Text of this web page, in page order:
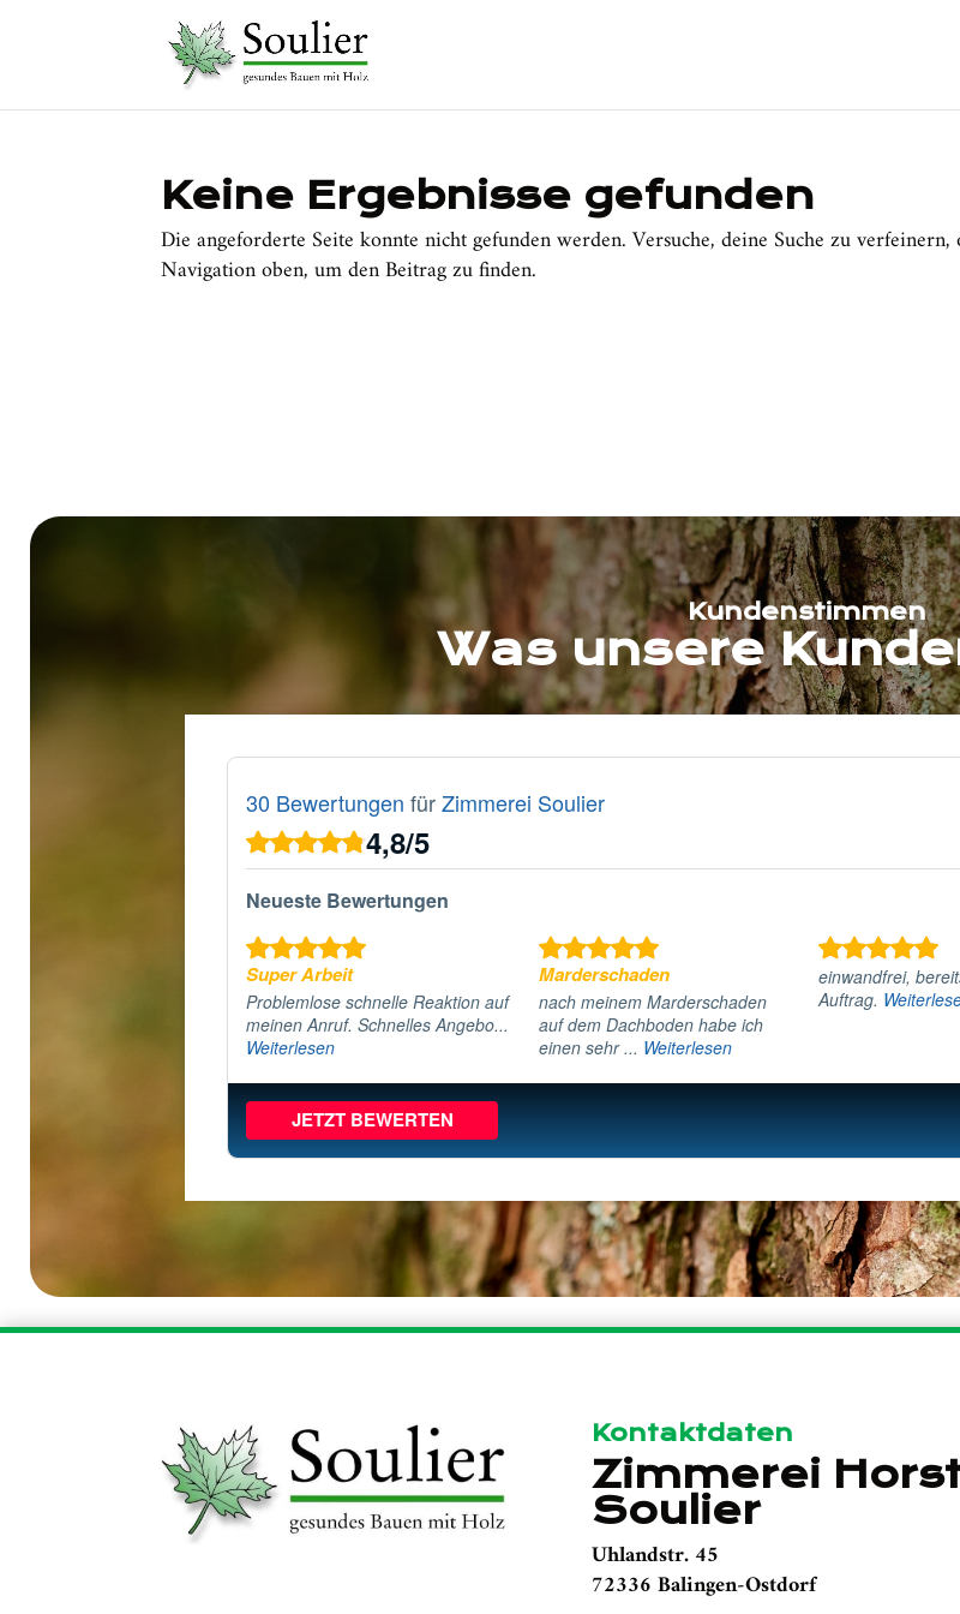
Keine Ergebnisse gefunden
Die angeforderte Seite konnte nicht gefunden werden. Versuche, deine Suche zu
Navigation oben, um den Beitrag zu finden.
Kundenstimmen
Was unsere
30 Bewertungen fürZimmerei Soulier
4,8/5
Neueste Bewertungen
Super Arbeit
Problemlose schnelle Reaktion auf
meinen Anruf. Schnelles Angebo...
Weiterlesen
Marderschaden
nach meinem Marderschaden
auf dem Dachboden habe ich
einen sehr ... Weiterlesen
einwandfrei,
Auftrag.
JETZT BEWERTEN
Kontaktdaten
Zimmerei
Soulier
Uhlandstr. 45
72336 Balingen-Ostdorf